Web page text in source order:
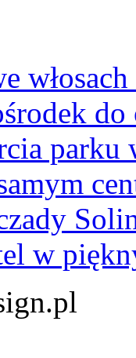
parku
w